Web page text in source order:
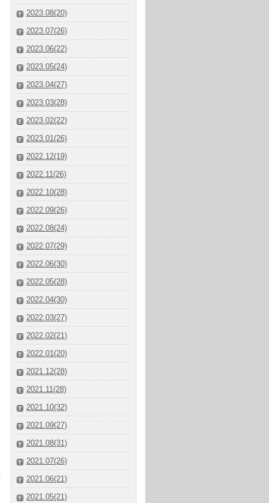
2023.08(20)
2023.07(26)
2023.06(22)
2023.05(24)
2023.04(27)
2023.03(28)
2023.02(22)
2023.01(26)
2022.12(19)
2022.11(26)
2022.10(28)
2022.09(26)
2022.08(24)
2022.07(29)
2022.06(30)
2022.05(28)
2022.04(30)
2022.03(27)
2022.02(21)
2022.01(20)
2021.12(28)
2021.11(28)
2021.10(32)
2021.09(27)
2021.08(31)
2021.07(26)
2021.06(21)
2021.05(21)